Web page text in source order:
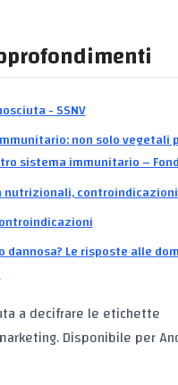
- SSNV
non solo vegetali
sistema immunitario –
nutrizionali,
dannosa? Le risposte alle
a decifrare le etichette
Disponibile per